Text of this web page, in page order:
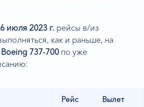
июля 2023 г. рейсы в/из
как и раньше, на
Boeing 737-700 по уже
Рейс Вылет